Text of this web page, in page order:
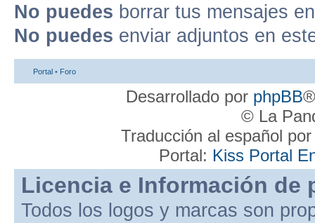
No puedes borrar tus mensajes
No puedes enviar adjuntos en
Portal • Foro
Desarrollado por phpBB
© La
Traducción al español
Portal: Kiss Portal
Licencia e Información de
Todos los logos y marcas son